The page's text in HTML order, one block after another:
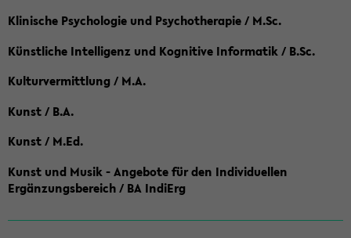
Klinische Psychologie und Psychotherapie / M.Sc.
Künstliche Intelligenz und Kognitive Informatik / B.Sc.
Kulturvermittlung / M.A.
Kunst / B.A.
Kunst / M.Ed.
Kunst und Musik - Angebote für den Individuellen
Ergänzungsbereich / BA IndiErg